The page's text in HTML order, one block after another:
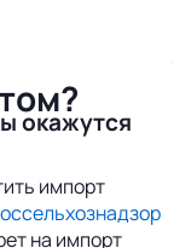
окажутся
импорт
на импорт